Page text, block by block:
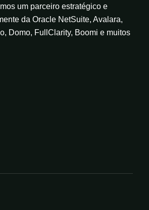
um parceiro estratégico e
da Oracle NetSuite, Avalara,
Domo, FullClarity, Boomi e muitos